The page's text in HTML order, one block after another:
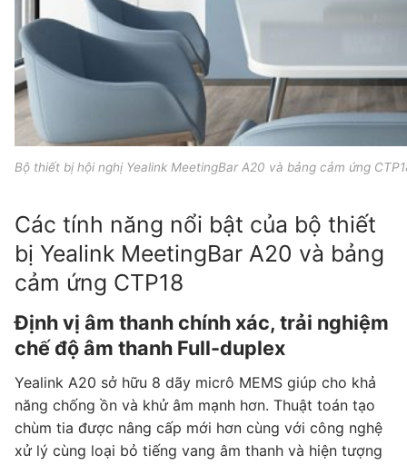
Bộ thiết bị hội nghị Yealink MeetingBar A20 và bảng cảm ứng
Các tính năng nổi bật của bộ thiết
bị Yealink MeetingBar A20 và bảng
cảm ứng CTP18
Định vị âm thanh chính xác, trải nghiệm
chế độ âm thanh Full-duplex
Yealink A20 sở hữu 8 dãy micrô MEMS giúp cho khả
năng chống ồn và khử âm mạnh hơn. Thuật toán tạo
chùm tia được nâng cấp mới hơn cùng với công nghệ
xử lý cùng loại bỏ tiếng vang âm thanh và hiện tượng